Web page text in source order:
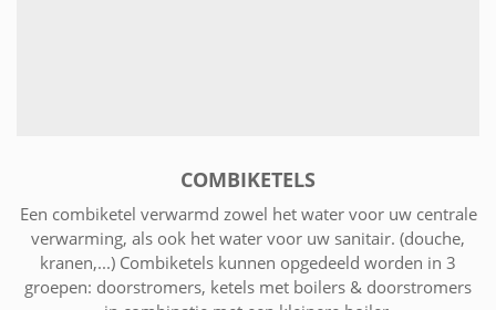
COMBIKETELS
Een combiketel verwarmd zowel het water voor uw centrale
verwarming, als ook het water voor uw sanitair. (douche,
kranen,...) Combiketels kunnen opgedeeld worden in 3
groepen: doorstromers, ketels met boilers & doorstromers